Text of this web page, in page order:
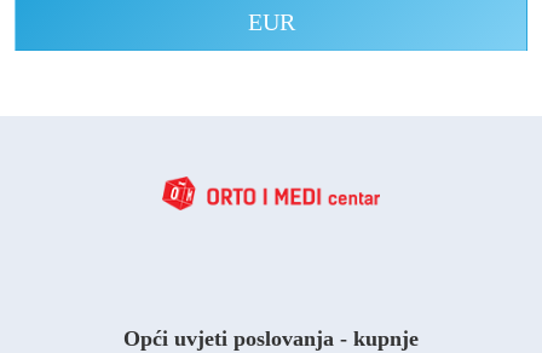
EUR
Opći uvjeti poslovanja - kupnje